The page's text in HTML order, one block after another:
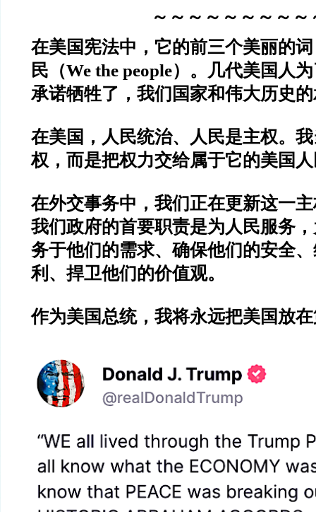
～～～～～～～～～
在美国宪法中，它的前三个美丽的
民（We the people）。几代美国人
承诺牺牲了，我们国家和伟大历史
在美国，人民统治、人民是主权。
权，而是把权力交给属于它的美国
在外交事务中，我们正在更新这一
我们政府的首要职责是为人民服务
务于他们的需求、确保他们的安全
利、捍卫他们的价值观。
作为美国总统，我将永远把美国放